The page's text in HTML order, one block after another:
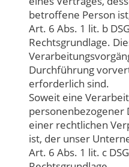
betroffene Person
Art. 6 Abs. 1 lit. b
Rechtsgrundlage.
Durchführung
erforderlich sind.
Soweit eine
personenbezogener
einer rechtlichen
ist, der unser
Art. 6 Abs. 1 lit. c